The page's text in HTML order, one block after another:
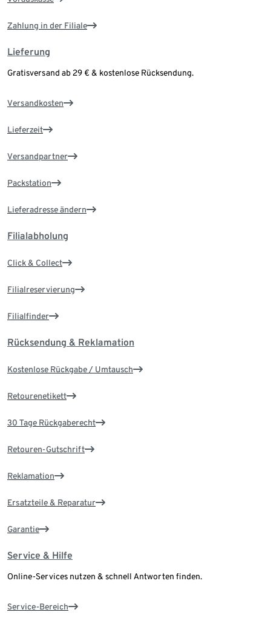
Zahlung in der Filiale
Lieferung
Gratisversand ab 29 € & kostenlose Rücksendung.
Versandkosten
Lieferzeit
Versandpartner
Packstation
Lieferadresse ändern
Filialabholung
Click & Collect
Filialreservierung
Filialfinder
Rücksendung & Reklamation
Kostenlose Rückgabe / Umtausch
Retourenetikett
30 Tage Rückgaberecht
Retouren-Gutschrift
Reklamation
Ersatzteile & Reparatur
Garantie
Service & Hilfe
Online-Services nutzen & schnell Antworten finden.
Service-Bereich